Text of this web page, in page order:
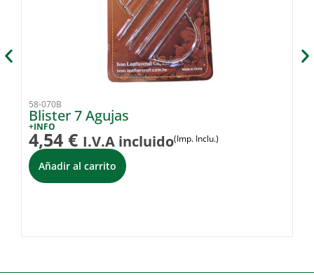
58-070B
Blister 7 Agujas
+INFO
4,54 € I.V.A incluido(Imp. Inclu.)
Añadir al carrito